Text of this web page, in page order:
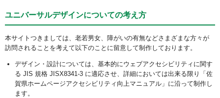
ユニバーサルデザインについての考え方
本サイトつきましては、老若男女、障がいの有無などさまざまな方々が
訪問されることを考えて以下のことに留意して制作しております。
デザイン・設計については、基本的にウェブアクセシビリティに関す
る JIS 規格 JISX8341-3 に適応させ、詳細においては出来る限り「佐
賀県ホームページアクセシビリティ向上マニュアル」に沿って制作し
ます。